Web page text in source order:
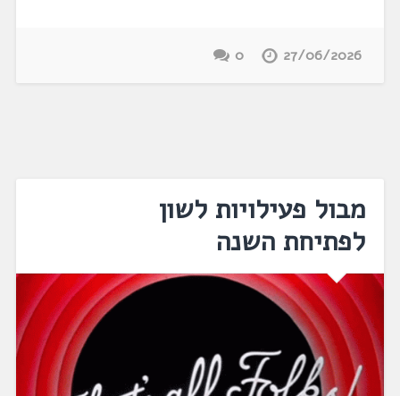
27/06/2026
0
מבול פעילויות לשון
לפתיחת השנה